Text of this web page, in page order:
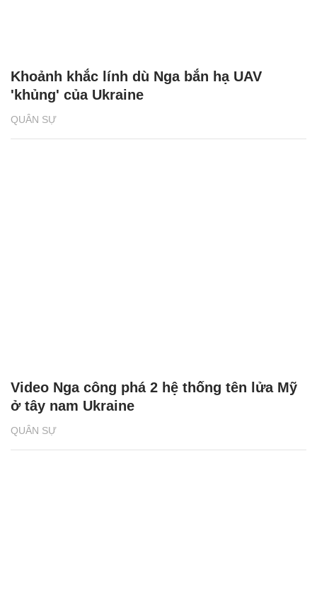
QUÂN SỰ
Khoảnh khắc lính dù Nga bắn hạ UAV
'khủng' của Ukraine
QUÂN SỰ
Video Nga công phá 2 hệ thống tên lửa Mỹ
ở tây nam Ukraine